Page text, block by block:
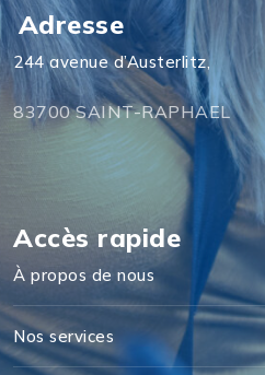
Adresse
244 avenue d’Austerlitz,
83700 SAINT-RAPHAEL
Accès rapide
À propos de nous
Nos services